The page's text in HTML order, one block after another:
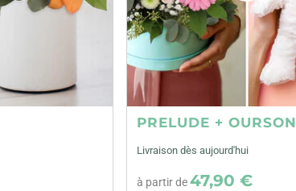
PRELUDE + OURSON
Livraison dès aujourd'hui
à partir de47,90 €